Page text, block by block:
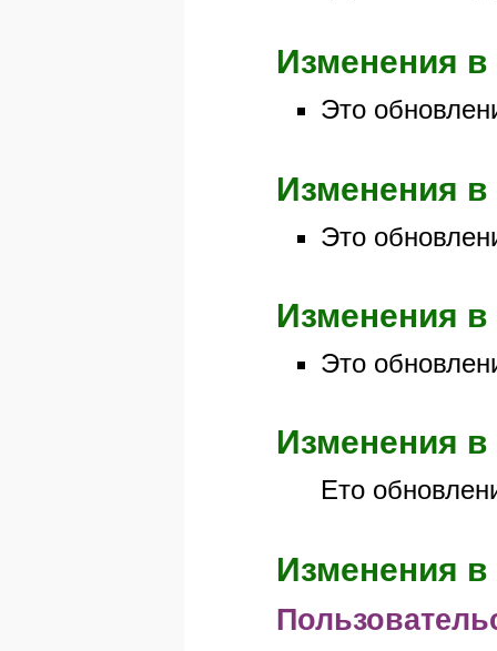
Изменения в
Это
Изменения в
Это
Изменения в
Это
Изменения в
Ето
Изменения в